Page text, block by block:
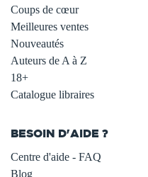
Coups de cœur
Meilleures ventes
Nouveautés
Auteurs de A à Z
18+
Catalogue libraires
BESOIN D'AIDE ?
Centre d'aide - FAQ
Blog